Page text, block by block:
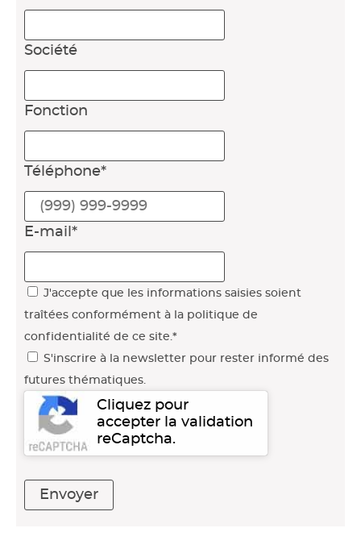
Société
Fonction
Téléphone*
E-mail *
J'accepte que les informations saisies soient
traîtées conformément à la politique de
confidentialité de ce site.*
S'inscrire à la newsletter pour rester informé des
futures thématiques.
Cliquez pour
accepter la validation
reCaptcha.
Envoyer